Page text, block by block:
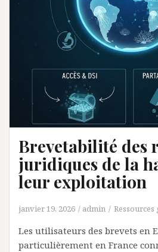
Brevetabilité des
juridiques de la
leur exploitation
janvier 19, 2026 admin Ressources
Les utilisateurs des brevets en
particulièrement en France